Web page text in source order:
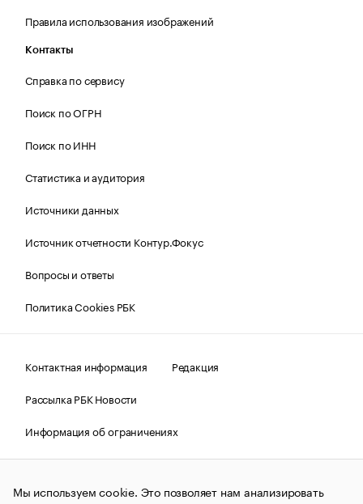
Правила использования изображений
Контакты
Справка по сервису
Поиск по ОГРН
Поиск по ИНН
Статистика и аудитория
Источники данных
Источник отчетности Контур.Фокус
Вопросы и ответы
Политика Cookies РБК
Контактная информация
Редакция
Рассылка РБК Новости
Информация об ограничениях
Правовая информация
О соблюдении авторских прав
© АО «РОСБИЗНЕСКОНСАЛТИНГ»,1995–2026.Сообщения
Мы используем cookie. Это позволяет нам анализировать